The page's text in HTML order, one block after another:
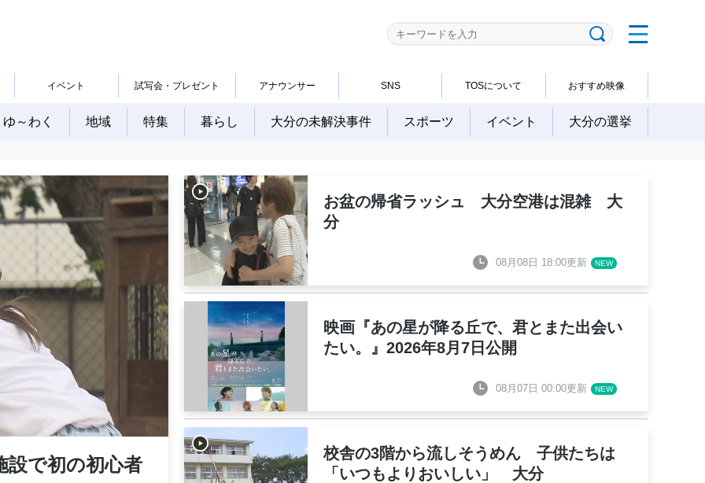
イベント 試写会・プレゼント アナウンサー SNS TOSについて おすすめ映像
ゆ～わく 地域 特集 暮らし 大分の未解決事件 スポーツ イベント 大分の選挙
設で初の初心者
お盆の帰省ラッシュ 大分空港は混雑 大
分
08月08日 18:00更新
映画『あの星が降る丘で、君とまた出会い
たい。』2026年8月7日公開
08月07日 00:00更新
校舎の3階から流しそうめん 子供たちは
「いつもよりおいしい」 大分